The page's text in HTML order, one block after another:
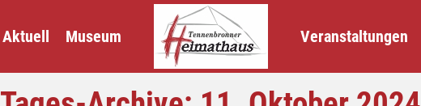
Aktuell Museum Veranstaltungen